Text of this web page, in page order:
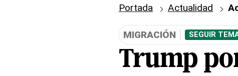
Portada Actualidad
MIGRACIÓN SEGUIR
Trump